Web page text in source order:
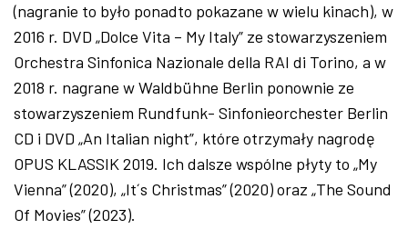
(nagranie to było ponadto pokazane w wielu kinach), w
2016 r. DVD „Dolce Vita – My Italy” ze stowarzyszeniem
Orchestra Sinfonica Nazionale della RAI di Torino, a w
2018 r. nagrane w Waldbühne Berlin ponownie ze
stowarzyszeniem Rundfunk- Sinfonieorchester Berlin
CD i DVD „An Italian night”, które otrzymały nagrodę
OPUS KLASSIK 2019. Ich dalsze wspólne płyty to „My
Vienna” (2020), „It´s Christmas” (2020) oraz „The Sound
Of Movies” (2023).